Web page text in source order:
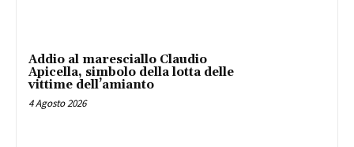
Addio al maresciallo Claudio
Apicella, simbolo della lotta delle
vittime dell’amianto
4 Agosto 2026